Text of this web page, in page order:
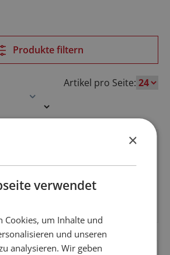
Produkte filtern
Artikel pro Seite:
- Zarge RK100 profiliert
×
verwendet
Cookies, um Inhalte und
und unseren
analysieren. Wir geben